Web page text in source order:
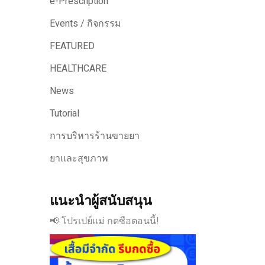
Events / กิจกรรม
FEATURED
HEALTHCARE
News
Tutorial
การบริหารร้านขายยา
ยาและสุขภาพ
แนะนำผู้สนับสนุน
📢 โปรเปย์แม่ กดซือตอนนี้!